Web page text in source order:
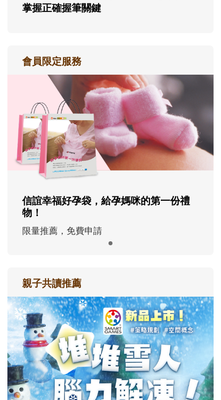
掌握正確握筆關鍵
會員限定服務
信誼幸福好孕袋，給孕媽咪的第一份禮
物！
限量推薦，免費申請
親子共讀推薦
最新活動